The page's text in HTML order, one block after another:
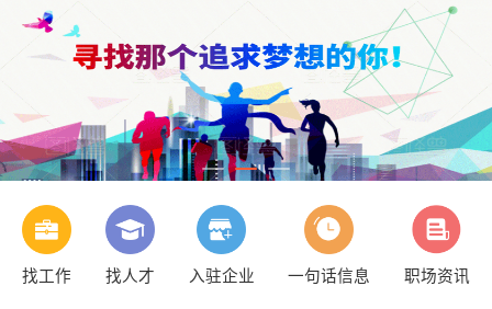
找工作 找人才 入驻企业 一句话信息 职场资讯